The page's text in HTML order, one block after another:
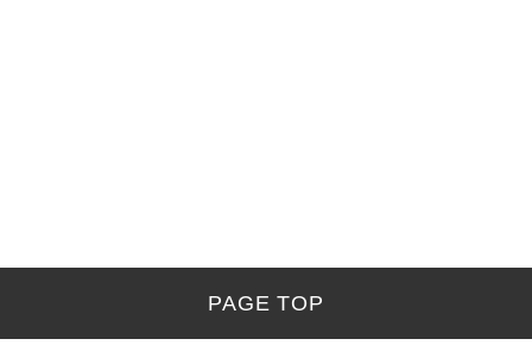
PAGE TOP